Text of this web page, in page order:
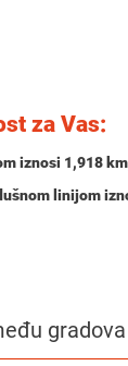
za Vas:
iznosi 1,918 km
linijom
gradova